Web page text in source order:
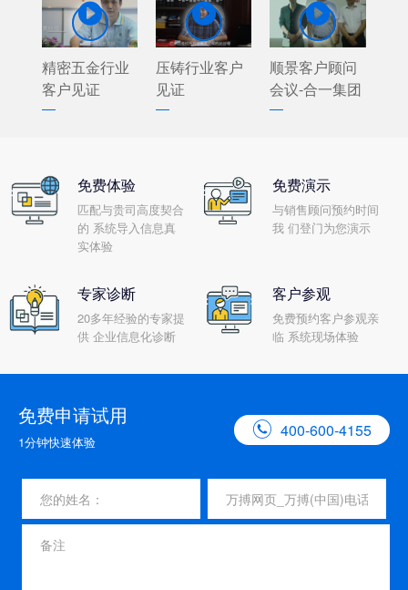

精密五金行业
客户见证

压铸行业客户
见证

顺景客户顾问
会议-合一集团
免费体验
匹配与贵司高度契合
的 系统导入信息真
实体验
免费演示
与销售顾问预约时间
我 们登门为您演示
专家诊断
20多年经验的专家提
供 企业信息化诊断
客户参观
免费预约客户参观亲
临 系统现场体验
免费申请试用
1分钟快速体验
 400-600-4155